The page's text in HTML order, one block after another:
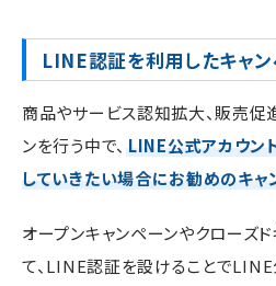
LINE認証を利用したキャ
商品やサービス認知拡大、販売促
ンを行う中で、 LINE公式アカウン
していきたい場合にお勧めのキャ
オープンキャンペーンやクローズ
て、LINE認証を設けることで